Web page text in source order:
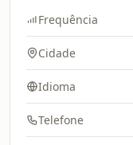
Frequência
Cidade
Idioma
Telefone